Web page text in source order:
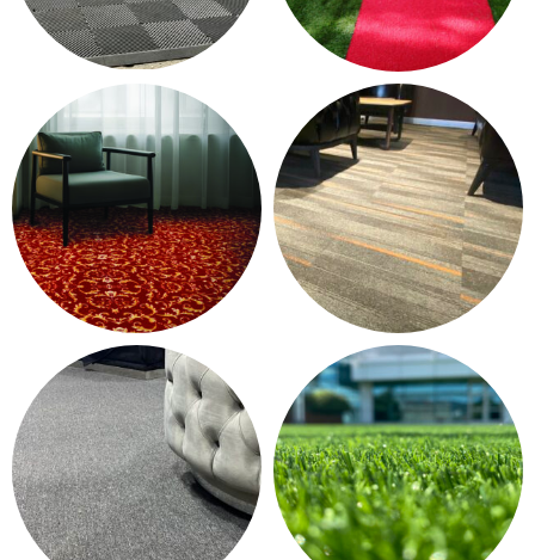
PLASTIK YER
15 products
PASPAS -
YOLLUK
12 products
KONTRAT HALI -
OTEL HALISI
37 products
KARO HALI
249 products